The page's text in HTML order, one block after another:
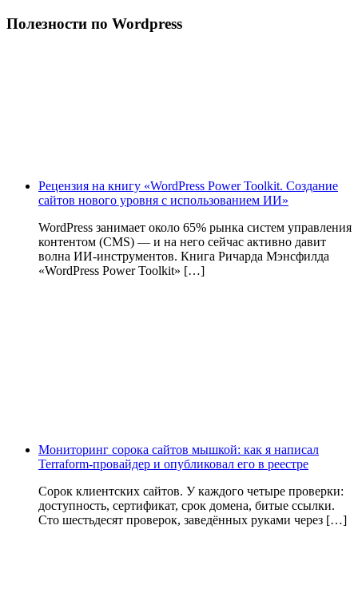
Полезности по Wordpress
Рецензия на книгу «WordPress Power Toolkit. Создание
сайтов нового уровня с использованием ИИ»
WordPress занимает около 65% рынка систем управления
контентом (CMS) — и на него сейчас активно давит
волна ИИ‑инструментов. Книга Ричарда Мэнсфилда
«WordPress Power Toolkit» […]
Мониторинг сорока сайтов мышкой: как я написал
Terraform-провайдер и опубликовал его в реестре
Сорок клиентских сайтов. У каждого четыре проверки:
доступность, сертификат, срок домена, битые ссылки.
Сто шестьдесят проверок, заведённых руками через […]